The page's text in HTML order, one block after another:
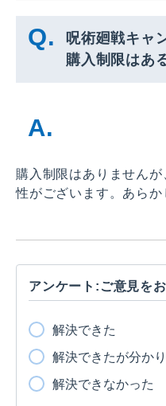
呪術廻戦キャ
購入制限はあ
購入制限はありません
性がございます。あらか
アンケート:ご意見を
解決できた
解決できたが分か
解決できなかった